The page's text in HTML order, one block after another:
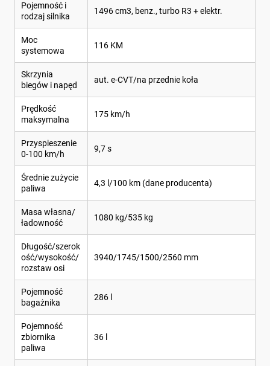
Pojemność i
rodzaj silnika
1496 cm3, benz., turbo R3 + elektr.
Moc
systemowa
116 KM
Skrzynia
biegów i napęd
aut. e-CVT/na przednie koła
Prędkość
maksymalna
175 km/h
Przyspieszenie
0-100 km/h
9,7 s
Średnie zużycie
paliwa
4,3 l/100 km (dane producenta)
Masa własna/
ładowność
1080 kg/535 kg
Długość/szerok
ość/wysokość/
rozstaw osi
3940/1745/1500/2560 mm
Pojemność
bagażnika
286 l
Pojemność
zbiornika
paliwa
36 l